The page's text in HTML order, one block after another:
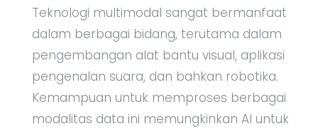
Teknologi multimodal sangat bermanfaat
dalam berbagai bidang, terutama dalam
pengembangan alat bantu visual, aplikasi
pengenalan suara, dan bahkan robotika.
Kemampuan untuk memproses berbagai
modalitas data ini memungkinkan AI untuk